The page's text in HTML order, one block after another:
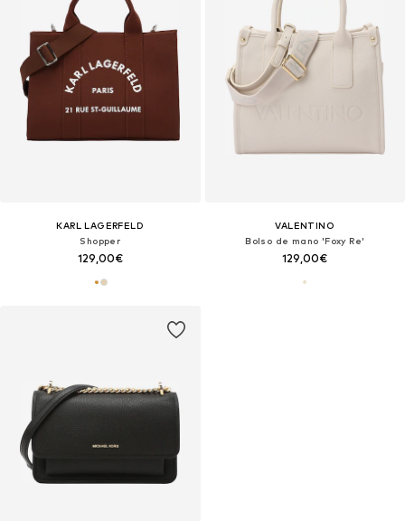
KARL LAGERFELD
Shopper
129,00€
VALENTINO
Bolso de mano 'Foxy Re'
129,00€